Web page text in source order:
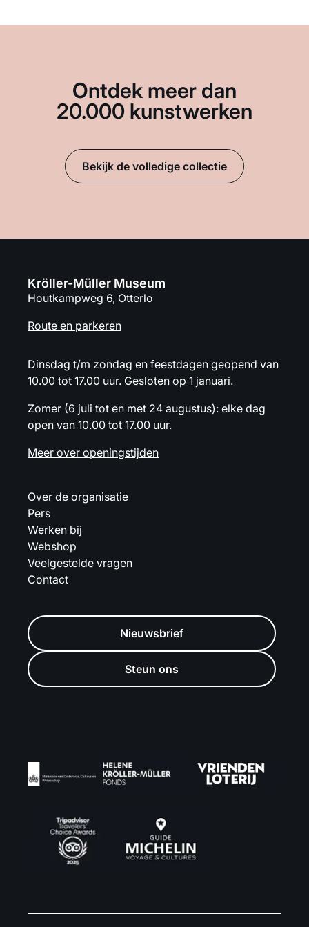
Ontdek meer dan
20.000 kunstwerken
Bekijk de volledige collectie
Kröller-Müller Museum
Houtkampweg 6, Otterlo
Route en parkeren
Dinsdag t/m zondag en feestdagen geopend van
10.00 tot 17.00 uur. Gesloten op 1 januari.
Zomer (6 juli tot en met 24 augustus): elke dag
open van 10.00 tot 17.00 uur.
Meer over openingstijden
Over de organisatie
Pers
Werken bij
Webshop
Veelgestelde vragen
Contact
Nieuwsbrief
Steun ons